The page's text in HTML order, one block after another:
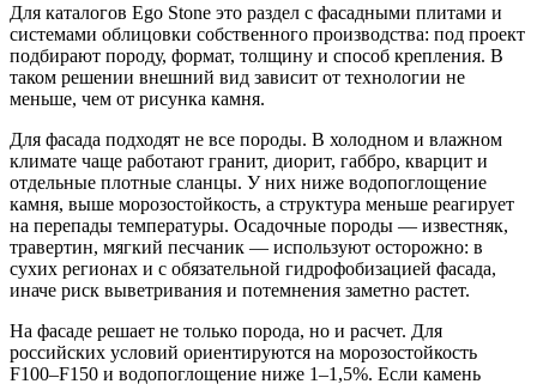
Для каталогов Ego Stone это раздел с фасадными плитами и
системами облицовки собственного производства: под проект
подбирают породу, формат, толщину и способ крепления. В
таком решении внешний вид зависит от технологии не
меньше, чем от рисунка камня.
Для фасада подходят не все породы. В холодном и влажном
климате чаще работают гранит, диорит, габбро, кварцит и
отдельные плотные сланцы. У них ниже водопоглощение
камня, выше морозостойкость, а структура меньше реагирует
на перепады температуры. Осадочные породы — известняк,
травертин, мягкий песчаник — используют осторожно: в
сухих регионах и с обязательной гидрофобизацией фасада,
иначе риск выветривания и потемнения заметно растет.
На фасаде решает не только порода, но и расчет. Для
российских условий ориентируются на морозостойкость
F100–F150 и водопоглощение ниже 1–1,5%. Если камень